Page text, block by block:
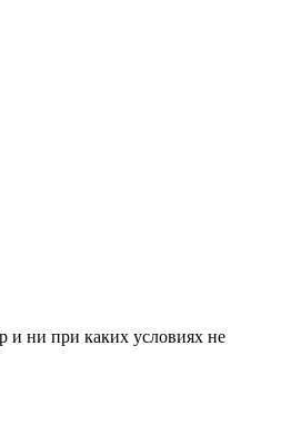
и ни при каких условиях не